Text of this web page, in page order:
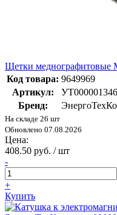
Щетки меднографитовые
Код товара: 9649969
Артикул:
УТ000001346
Бренд:
На складе 26 шт
Обновлено 07.08.2026
Цена:
408.50 руб. / шт
-
+
Купить